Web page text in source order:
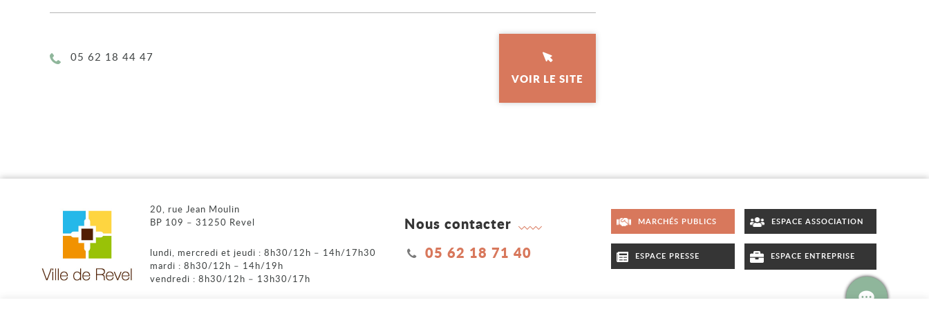
Téléphone :
05 62 18 44 47
VOIR LE SITE
20, rue Jean Moulin
BP 109 – 31250 Revel
lundi, mercredi et jeudi : 8h30/12h – 14h/17h30
mardi : 8h30/12h – 14h/19h
vendredi : 8h30/12h – 13h30/17h
Nous contacter
05 62 18 71 40
MARCHÉS PUBLICS ESPACE ASSOCIATION
ESPACE PRESSE ESPACE ENTREPRISE